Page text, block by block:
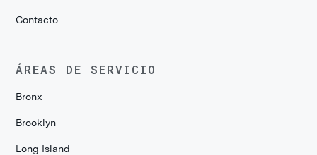
Contacto
ÁREAS DE SERVICIO
Bronx
Brooklyn
Long Island